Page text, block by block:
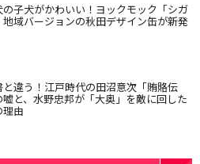
の子犬がかわいい！ヨックモック「シガ
地域バージョンの秋田デザイン缶が新発
と違う！江戸時代の田沼意次「賄賂伝
と、水野忠邦が「大奥」を敵に回した
由